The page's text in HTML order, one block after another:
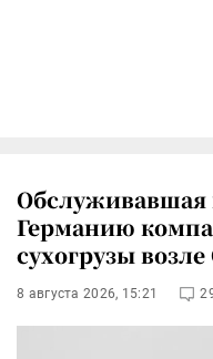
Обслуживавшая
Германию
сухогрузы
8 августа 2026, 15:21